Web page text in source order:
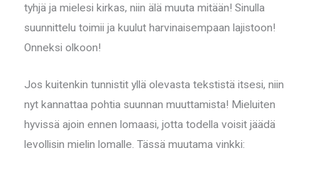
tyhjä ja mielesi kirkas, niin älä muuta mitään! Sinulla
suunnittelu toimii ja kuulut harvinaisempaan lajistoon!
Onneksi olkoon!
Jos kuitenkin tunnistit yllä olevasta tekstistä itsesi, niin
nyt kannattaa pohtia suunnan muuttamista! Mieluiten
hyvissä ajoin ennen lomaasi, jotta todella voisit jäädä
levollisin mielin lomalle. Tässä muutama vinkki: